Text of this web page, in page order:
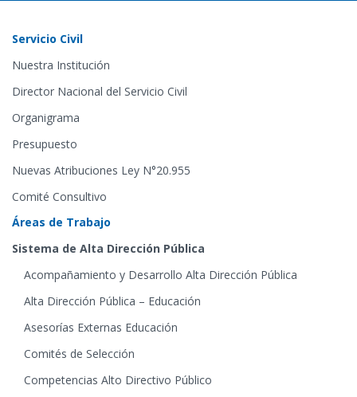
Servicio Civil
Nuestra Institución
Director Nacional del Servicio Civil
Organigrama
Presupuesto
Nuevas Atribuciones Ley N°20.955
Comité Consultivo
Áreas de Trabajo
Sistema de Alta Dirección Pública
Acompañamiento y Desarrollo Alta Dirección Pública
Alta Dirección Pública – Educación
Asesorías Externas Educación
Comités de Selección
Competencias Alto Directivo Público